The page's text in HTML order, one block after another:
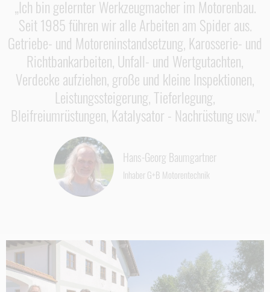
„Ich bin gelernter Werkzeugmacher im Motorenbau.
Seit 1985 führen wir alle Arbeiten am Spider aus.
Getriebe- und Motoreninstandsetzung, Karosserie- und
Richtbankarbeiten, Unfall- und Wertgutachten,
Verdecke aufziehen, große und kleine Inspektionen,
Leistungssteigerung, Tieferlegung,
Bleifreiumrüstungen, Katalysator - Nachrüstung usw."
Hans-Georg Baumgartner
Inhaber G+B Motorentechnik